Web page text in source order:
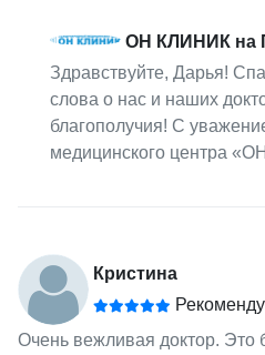
ОН КЛИНИК на
Здравствуйте, Дарья!
слова о нас и наших
благополучия! С
медицинского центра
Кристина
Очень вежливая доктор. Это